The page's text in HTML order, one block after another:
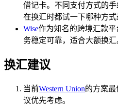
借记卡。不同支付方式的
在换汇时都试一下哪种方式
Wise作为知名的跨境汇款
务稳定可靠，适合大额换汇
换汇建议
当前Western Union的方案
议优先考虑。